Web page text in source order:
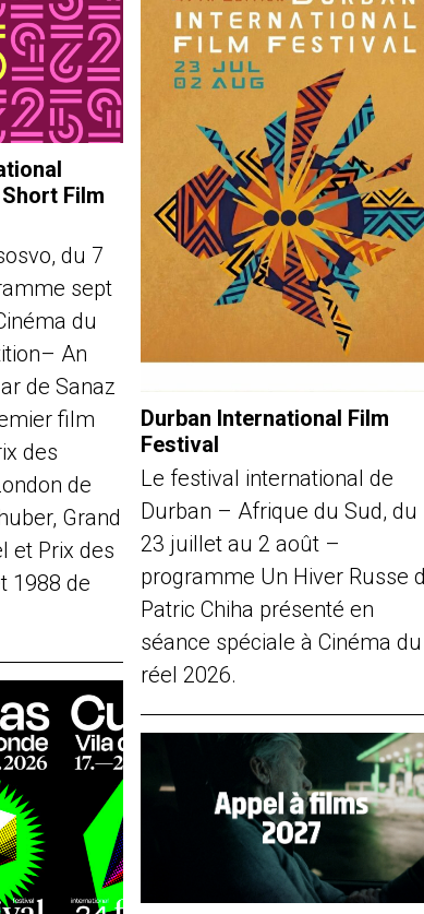
Film
du 7
sept
du
An
de Sanaz
film
des
de
Grand
et Prix des
1988 de
Durban International Film
Festival
Le festival international de
Durban – Afrique du Sud, du
23 juillet au 2 août –
programme Un Hiver Russe
Patric Chiha présenté en
séance spéciale à Cinéma du
réel 2026.